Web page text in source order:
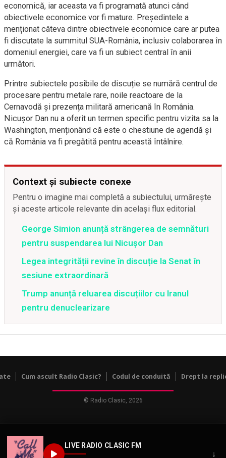
LIVE RADIO CLASIC FM
↓
economică, iar aceasta va fi programată atunci când
obiectivele economice vor fi mature. Președintele a
menționat câteva dintre obiectivele economice care ar putea
fi discutate la summitul SUA-România, inclusiv colaborarea în
domeniul energiei, care va fi un subiect central în anii
următori.
Printre subiectele posibile de discuție se numără centrul de
procesare pentru metale rare, noile reactoare de la
Cernavodă și prezența militară americană în România.
Nicușor Dan nu a oferit un termen specific pentru vizita sa la
Washington, menționând că este o chestiune de agendă și
că România va fi pregătită pentru această întâlnire.
Context și subiecte conexe
Pentru o imagine mai completă a subiectului, urmărește
și aceste articole relevante din același flux editorial.
George Simion anunță strângerea de semnături
pentru suspendarea lui Nicușor Dan
Legea integrității revine în discuție la Senat în
sesiune extraordinară
Trump anunță reluarea discuțiilor cu Iranul
pentru denuclearizare
Cum ascult Radio Clasic? Codul de conduită Drept la
© Radio Clasic, 2026